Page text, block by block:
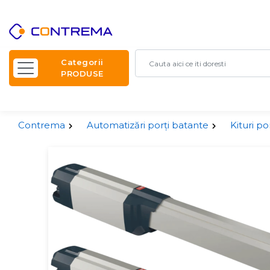
Categorii
PRODUSE
Contrema Automatizări porți batante Kituri